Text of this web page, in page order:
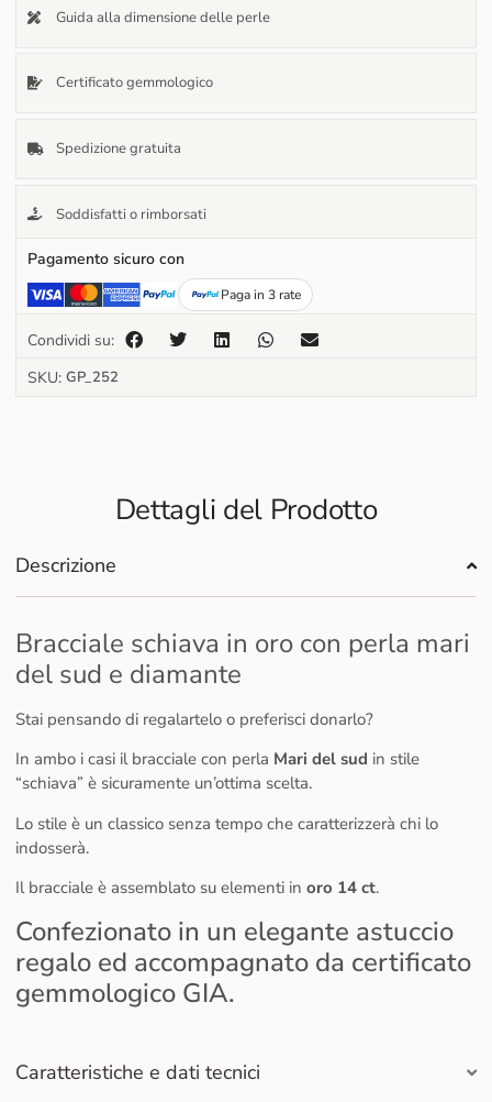
Guida alla dimensione delle perle
Certificato gemmologico
Spedizione gratuita
Soddisfatti o rimborsati
Pagamento sicuro con
Paga in 3 rate
Condividi su:
SKU: GP_252
Dettagli del Prodotto
Descrizione
Bracciale schiava in oro con perla mari
del sud e diamante
Stai pensando di regalartelo o preferisci donarlo?
In ambo i casi il bracciale con perla Mari del sud in stile
“schiava” è sicuramente un’ottima scelta.
Lo stile è un classico senza tempo che caratterizzerà chi lo
indosserà.
Il bracciale è assemblato su elementi in oro 14 ct.
Confezionato in un elegante astuccio
regalo ed accompagnato da certificato
gemmologico GIA.
Caratteristiche e dati tecnici